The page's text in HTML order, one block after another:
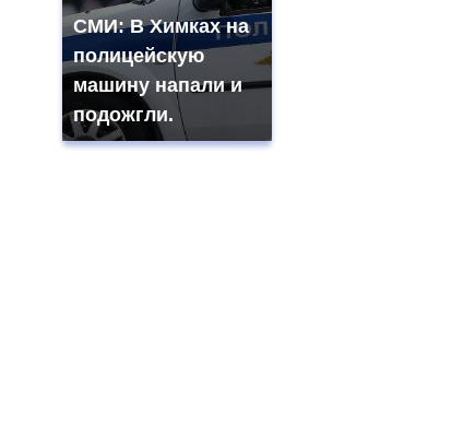
СМИ: В Химках на
полицейскую
машину напали и
подожгли.